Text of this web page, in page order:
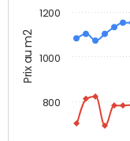
Prix au m2
800
1000
1200